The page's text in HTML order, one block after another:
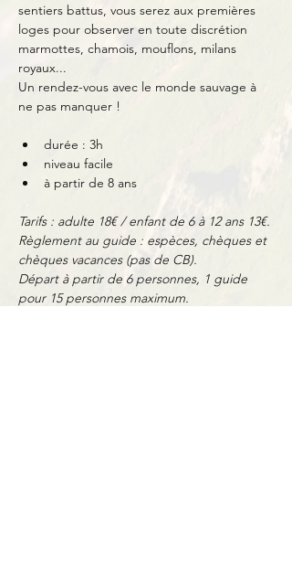
sentiers battus, vous serez aux premières
loges pour observer en toute discrétion
marmottes, chamois, mouflons, milans
royaux...
Un rendez-vous avec le monde sauvage à
ne pas manquer !
durée : 3h
niveau facile
à partir de 8 ans
Tarifs : adulte 18€ / enfant de 6 à 12 ans 13€.
Règlement au guide : espèces, chèques et
chèques vacances (pas de CB).
Départ à partir de 6 personnes, 1 guide
pour 15 personnes maximum.